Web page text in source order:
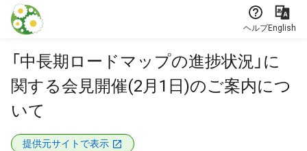
本文に飛ぶ
ヘルプEnglish
「中長期ロードマップの進捗状況」に
関する会見開催(2月1日)のご案内につ
いて
提供元サイトで表示